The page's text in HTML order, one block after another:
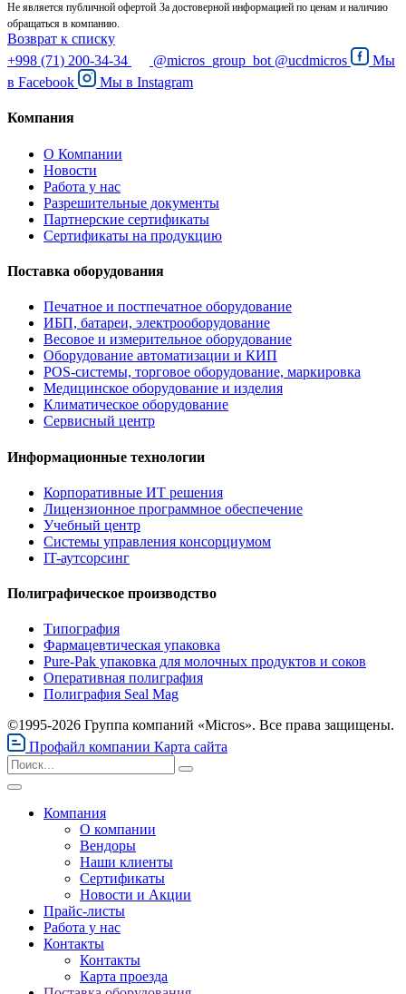
Не является публичной офертой За достоверной информацией по ценам и наличию
обращаться в компанию.
Возврат к списку
+998 (71) 200-34-34
@micros_group_bot @ucdmicros
Мы
в Facebook Мы в Instagram
Компания
О Компании
Новости
Работа у нас
Разрешительные документы
Партнерские сертификаты
Сертификаты на продукцию
Поставка оборудования
Печатное и постпечатное оборудование
ИБП, батареи, электрооборудование
Весовое и измерительное оборудование
Оборудование автоматизации и КИП
POS-системы, торговое оборудование, маркировка
Медицинское оборудование и изделия
Климатическое оборудование
Сервисный центр
Информационные технологии
Корпоративные ИТ решения
Лицензионное программное обеспечение
Учебный центр
Системы управления консорциумом
IT-аутсорсинг
Полиграфическое производство
Типография
Фармацевтическая упаковка
Pure-Pak упаковка для молочных продуктов и соков
Оперативная полиграфия
Полиграфия Seal Mag
©1995-2026 Группа компаний «Micros». Все права защищены.
Профайл компании Карта сайта
Компания
О компании
Вендоры
Наши клиенты
Сертификаты
Новости и Акции
Прайс-листы
Работа у нас
Контакты
Контакты
Карта проезда